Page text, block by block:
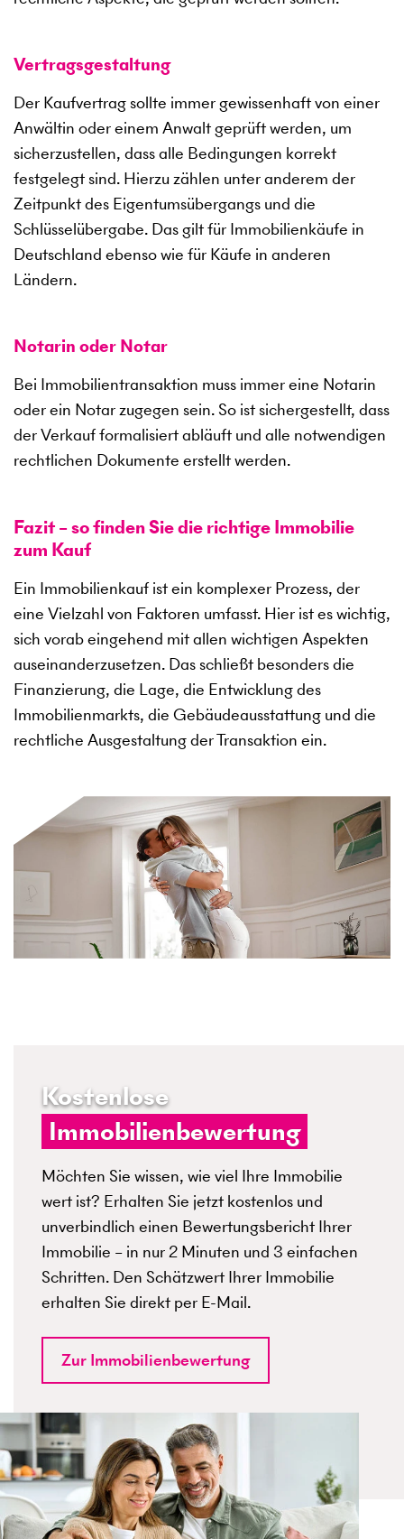
Vertragsgestaltung
Der Kaufvertrag sollte immer gewissenhaft von einer
Anwältin oder einem Anwalt geprüft werden, um
sicherzustellen, dass alle Bedingungen korrekt
festgelegt sind. Hierzu zählen unter anderem der
Zeitpunkt des Eigentumsübergangs und die
Schlüsselübergabe. Das gilt für Immobilienkäufe in
Deutschland ebenso wie für Käufe in anderen
Ländern.
Notarin oder Notar
Bei Immobilientransaktion muss immer eine Notarin
oder ein Notar zugegen sein. So ist sichergestellt, dass
der Verkauf formalisiert abläuft und alle notwendigen
rechtlichen Dokumente erstellt werden.
Fazit – so finden Sie die richtige Immobilie
zum Kauf
Ein Immobilienkauf ist ein komplexer Prozess, der
eine Vielzahl von Faktoren umfasst. Hier ist es wichtig,
sich vorab eingehend mit allen wichtigen Aspekten
auseinanderzusetzen. Das schließt besonders die
Finanzierung, die Lage, die Entwicklung des
Immobilienmarkts, die Gebäudeausstattung und die
rechtliche Ausgestaltung der Transaktion ein.
Kostenlose
Immobilienbewertung
Möchten Sie wissen, wie viel Ihre Immobilie
wert ist? Erhalten Sie jetzt kostenlos und
unverbindlich einen Bewertungsbericht Ihrer
Immobilie – in nur 2 Minuten und 3 einfachen
Schritten. Den Schätzwert Ihrer Immobilie
erhalten Sie direkt per E-Mail.
Zur Immobilienbewertung